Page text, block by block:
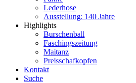
Lederhose
Ausstellung: 140 Jahre
Highlights
Burschenball
Faschingszeitung
Maitanz
Preisschafkopfen
Kontakt
Suche